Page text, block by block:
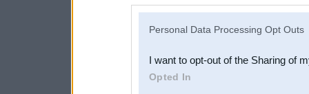
Downstream Participants
third parties.
Personal Data Processing Opt Outs
I want to opt-out of the Sharing of
Opted In